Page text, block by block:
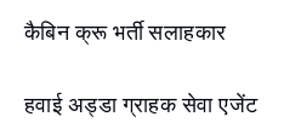
कैबिन क्रू भर्ती सलाहकार
हवाई अड्डा ग्राहक सेवा एजेंट